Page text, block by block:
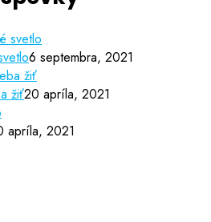
6 septembra, 2021
žiť20 apríla, 2021
apríla, 2021